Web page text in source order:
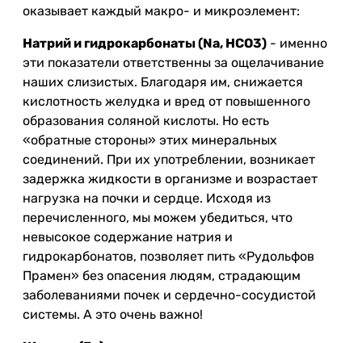
оказывает каждый макро- и микроэлемент:
Натрий и гидрокарбонаты (Na, НСO3) - именно
эти показатели ответственны за ощелачивание
наших слизистых. Благодаря им, снижается
кислотность желудка и вред от повышенного
образования соляной кислоты. Но есть
«обратные стороны» этих минеральных
соединений. При их употреблении, возникает
задержка жидкости в организме и возрастает
нагрузка на почки и сердце. Исходя из
перечисленного, мы можем убедиться, что
невысокое содержание натрия и
гидрокарбонатов, позволяет пить «Рудольфов
Прамен» без опасения людям, страдающим
заболеваниями почек и сердечно-сосудистой
системы. А это очень важно!